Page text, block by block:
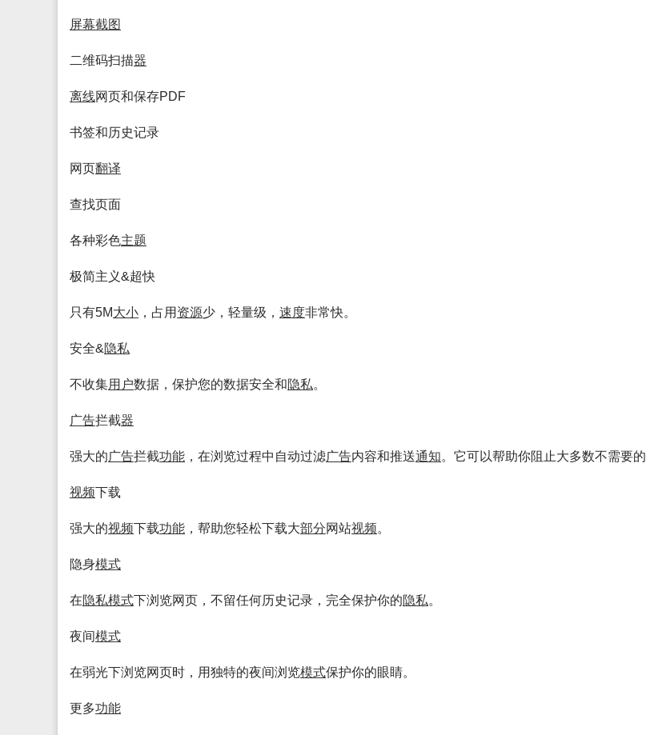
屏幕截图
二维码扫描器
离线网页和保存PDF
书签和历史记录
网页翻译
查找页面
各种彩色主题
极简主义&超快
只有5M大小 ，占用 资源少，轻量级， 速度非常快。
安全&隐私
不收集用户数据，保护您的数据安全和隐私。
广告拦截器
强大的广告拦截功能 ，在浏览过程中自动过滤广告内容和推送通知。它可以帮助你阻止大多数不需要的
视频下载
强大的视频下载功能 ，帮助您轻松下载大部分网站视频。
隐身模式
在隐私模式下浏览网页，不留任何历史记录，完全保护你的隐私。
夜间模式
在弱光下浏览网页时，用独特的夜间浏览模式保护你的眼睛。
更多功能